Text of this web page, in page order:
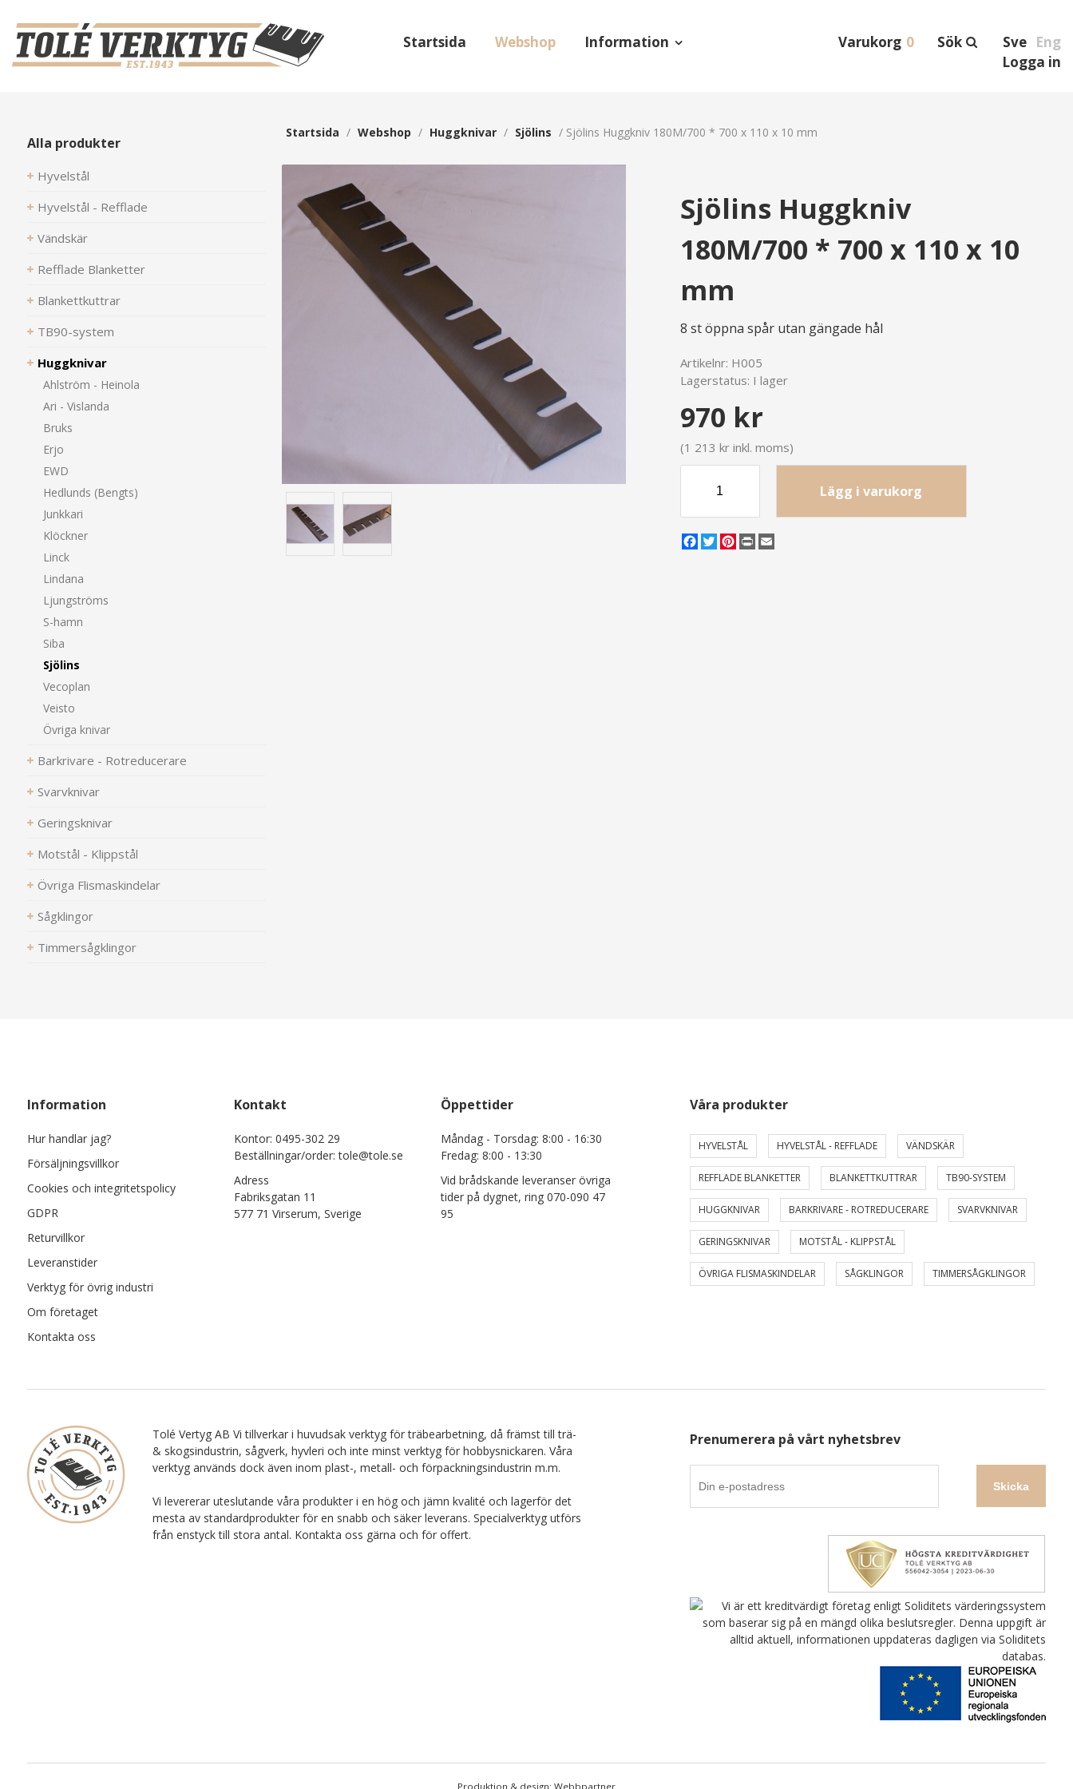
Startsida Webshop Information Sve Eng
Sök
Varukorg 0
Logga in
Alla produkter
Hyvelstål
Hyvelstål - Refflade
Vändskär
Refflade Blanketter
Blankettkuttrar
TB90-system
Huggknivar
Ahlström - Heinola
Ari - Vislanda
Bruks
Erjo
EWD
Hedlunds (Bengts)
Junkkari
Klöckner
Linck
Lindana
Ljungströms
S-hamn
Siba
Sjölins
Vecoplan
Veisto
Övriga knivar
Barkrivare - Rotreducerare
Svarvknivar
Geringsknivar
Motstål - Klippstål
Övriga Flismaskindelar
Sågklingor
Timmersågklingor
Startsida / Webshop / Huggknivar / Sjölins / Sjölins Huggkniv 180M/700 * 700 x 110 x 10 mm
Sjölins Huggkniv
180M/700 * 700 x 110 x 10
mm
8 st öppna spår utan gängade hål
Artikelnr: H005
Lagerstatus: I lager
970 kr
(1 213 kr inkl. moms)
Lägg i varukorg
Facebook
TwitterPinterest
Print
Information
Hur handlar jag?
Försäljningsvillkor
Cookies och integritetspolicy
GDPR
Returvillkor
Leveranstider
Verktyg för övrig industri
Om företaget
Kontakta oss
Kontakt
Kontor: 0495-302 29
Beställningar/order: tole@tole.se
Adress
Fabriksgatan 11
577 71 Virserum, Sverige
Öppettider
Måndag - Torsdag: 8:00 - 16:30
Fredag: 8:00 - 13:30
Vid brådskande leveranser övriga
tider på dygnet, ring 070-090 47
95
Våra produkter
HYVELSTÅL HYVELSTÅL - REFFLADE VÄNDSKÄR
REFFLADE BLANKETTER BLANKETTKUTTRAR TB90-SYSTEM
HUGGKNIVAR BARKRIVARE - ROTREDUCERARE SVARVKNIVAR
GERINGSKNIVAR MOTSTÅL - KLIPPSTÅL
ÖVRIGA FLISMASKINDELAR SÅGKLINGOR TIMMERSÅGKLINGOR
Tolé Vertyg AB Vi tillverkar i huvudsak verktyg för träbearbetning, då främst till trä-
& skogsindustrin, sågverk, hyvleri och inte minst verktyg för hobbysnickaren. Våra
verktyg används dock även inom plast-, metall- och förpackningsindustrin m.m.
Vi levererar uteslutande våra produkter i en hög och jämn kvalité och lagerför det
mesta av standardprodukter för en snabb och säker leverans. Specialverktyg utförs
från enstyck till stora antal. Kontakta oss gärna och för offert.
Prenumerera på vårt nyhetsbrev
Produktion & design: Webbpartner